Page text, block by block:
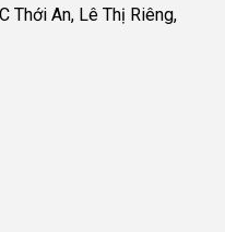
Thới An, Lê Thị Riêng,